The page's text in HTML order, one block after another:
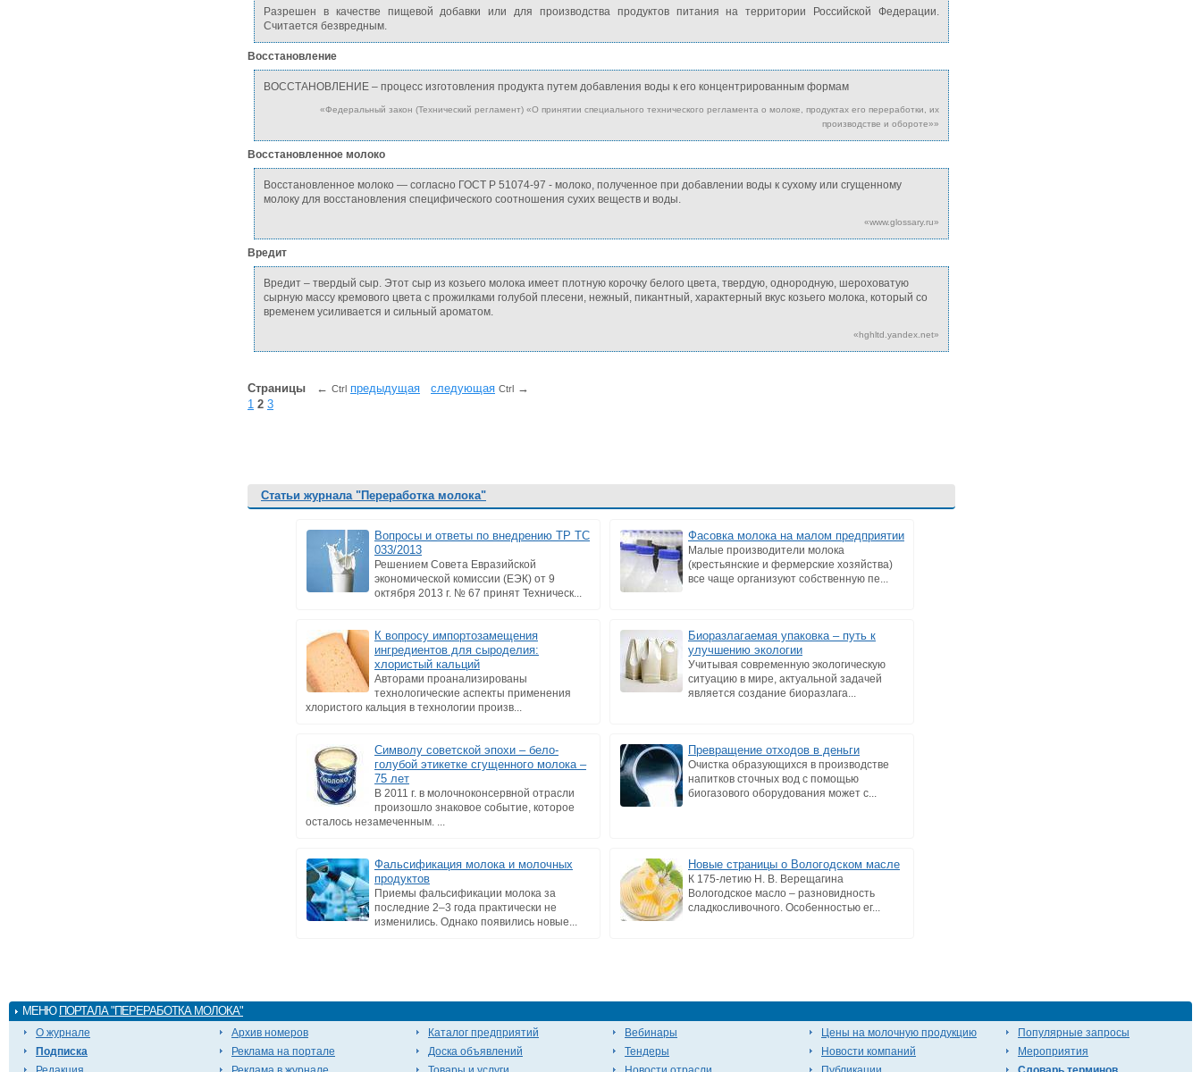
Разрешен в качестве пищевой добавки или для производства продуктов питания на территории Российской Федерации.
Считается безвредным.
Восстановление
ВОССТАНОВЛЕНИЕ – процесс изготовления продукта путем добавления воды к его концентрированным формам
«Федеральный закон (Технический регламент) «О принятии специального технического регламента о молоке, продуктах его переработки, их
производстве и обороте»»
Восстановленное молоко
Восстановленное молоко — согласно ГОСТ Р 51074-97 - молоко, полученное при добавлении воды к сухому или сгущенному
молоку для восстановления специфического соотношения сухих веществ и воды.
«www.glossary.ru»
Вредит
Вредит – твердый сыр. Этот сыр из козьего молока имеет плотную корочку белого цвета, твердую, однородную, шероховатую
сырную массу кремового цвета с прожилками голубой плесени, нежный, пикантный, характерный вкус козьего молока, который со
временем усиливается и сильный ароматом.
«hghltd.yandex.net»
Страницы ← Ctrl предыдущая cледующая Ctrl →
1 2 3
Статьи журнала "Переработка молока"
Вопросы и ответы по внедрению ТР ТС
033/2013
Решением Совета Евразийской
экономической комиссии (ЕЭК) от 9
октября 2013 г. № 67 принят Техническ...
Фасовка молока на малом предприятии
Малые производители молока
(крестьянские и фермерские хозяйства)
все чаще организуют собственную пе...
К вопросу импортозамещения
ингредиентов для сыроделия:
хлористый кальций
Авторами проанализированы
технологические аспекты применения
хлористого кальция в технологии произв...
Биоразлагаемая упаковка – путь к
улучшению экологии
Учитывая современную экологическую
ситуацию в мире, актуальной задачей
является создание биоразлага...
Символу советской эпохи – бело-
голубой этикетке сгущенного молока –
75 лет
В 2011 г. в молочноконсервной отрасли
произошло знаковое событие, которое
осталось незамеченным. ...
Превращение отходов в деньги
Очистка образующихся в производстве
напитков сточных вод с помощью
биогазового оборудования может с...
Фальсификация молока и молочных
продуктов
Приемы фальсификации молока за
последние 2–3 года практически не
изменились. Однако появились новые...
Новые страницы о Вологодском масле
К 175-летию Н. В. Верещагина
Вологодское масло – разновидность
сладкосливочного. Особенностью ег...
МЕНЮ ПОРТАЛА "ПЕРЕРАБОТКА МОЛОКА"
О журнале
Подписка
Архив номеров
Реклама на портале
Каталог предприятий
Доска объявлений
Вебинары
Тендеры
Цены на молочную продукцию
Новости компаний
Популярные запросы
Мероприятия